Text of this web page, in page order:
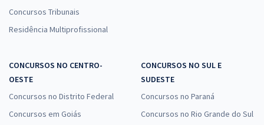
Concursos Tribunais
Residência Multiprofissional
CONCURSOS NO CENTRO-
OESTE
Concursos no Distrito Federal
Concursos em Goiás
CONCURSOS NO SUL E
SUDESTE
Concursos no Paraná
Concursos no Rio Grande do Sul